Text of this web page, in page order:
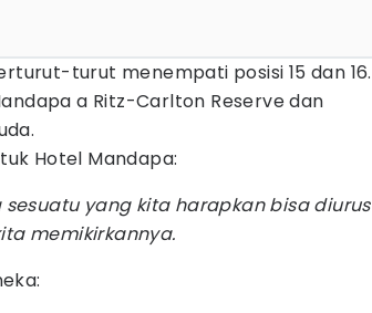
turut menempati posisi 15 dan 16.
a Ritz-Carlton Reserve dan
Hotel Mandapa:
sesuatu yang kita harapkan bisa diurus
memikirkannya.